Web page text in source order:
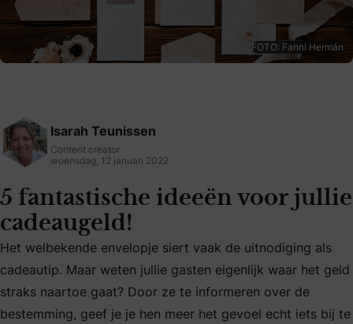
FOTO: Fanni Hermán
Isarah Teunissen
Content creator
woensdag, 12 januari 2022
5 fantastische ideeën voor jullie
cadeaugeld!
Het welbekende envelopje siert vaak de uitnodiging als
Het welbekende envelopje siert vaak de uitnodiging als
cadeautip. Maar weten jullie gasten eigenlijk waar het geld
straks naartoe gaat? Door ze te informeren over de
bestemming, geef je je hen meer het gevoel echt iets bij te